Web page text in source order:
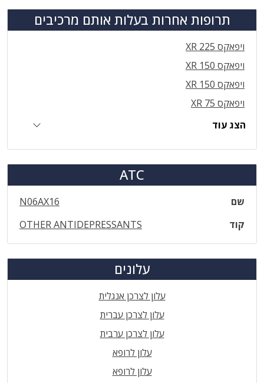
תרופות אחרות בעלות אותם מרכיבים
ויפאקס XR 225
ויפאקס XR 150
ויפאקס XR 150
ויפאקס 75 XR
הצג עוד
ATC
שם
N06AX16
קוד
OTHER ANTIDEPRESSANTS
עלונים
עלון לצרכן אנגלית
עלון לצרכן עברית
עלון לצרכן ערבית
עלון לרופא
עלון לרופא